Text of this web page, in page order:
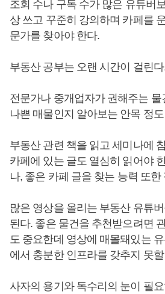
조회 수나 구독 수가 많은 유튜버
상 쓰고 꾸준히 강의하며 카페를
문가를 찾아야 한다.
부동산 공부는 오랜 시간이 걸린
전문가나 중개업자가 권해주는 물
나쁜 매물인지 알아보는 안목 정
부동산 관련 책을 읽고 세미나에
카페에 있는 글도 열심히 읽어야
나, 좋은 카페 글을 찾는 능력 또한
많은 영상을 올리는 부동산 유튜
된다. 좋은 물건을 추천받으려면
도 중요한데 영상에 매몰돼있는
에서 충분한 인프라를 갖추지 못
사자의 용기와 독수리의 눈이 필